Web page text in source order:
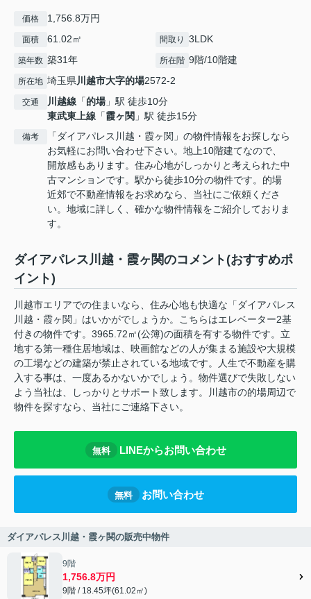
価格 1,756.8万円
面積 61.02㎡ 間取り 3LDK
築年数 築31年 所在階 9階/10階建
所在地 埼玉県川越市大字的場2572-2
交通 川越線 「的場」駅 徒歩10分
東武東上線 「霞ヶ関 」駅 徒歩15分
備考
「ダイアパレス川越・霞ヶ関」の物件情報をお探しなら
お気軽にお問い合わせ下さい。地上10階建てなので、
開放感もあります。住み心地がしっかりと考えられた中
古マンションです。駅から徒歩10分の物件です。的場
近郊で不動産情報をお求めなら、当社にご依頼くださ
い。地域に詳しく、確かな物件情報をご紹介しておりま
す。
ダイアパレス川越・霞ヶ関のコメント(おすすめポ
イント)
川越市エリアでの住まいなら、住み心地も快適な「ダイアパレス
川越・霞ヶ関」はいかがでしょうか。こちらはエレベーター2基
付きの物件です。3965.72㎡(公簿)の面積を有する物件です。立
地する第一種住居地域は、映画館などの人が集まる施設や大規模
の工場などの建築が禁止されている地域です。人生で不動産を購
入する事は、一度あるかないかでしょう。物件選びで失敗しない
よう当社は、しっかりとサポート致します。川越市の的場周辺で
物件を探すなら、当社にご連絡下さい。
無料 LINEからお問い合わせ
無料 お問い合わせ
ダイアパレス川越・霞ヶ関の販売中物件
9階
1,756.8万円
9階 / 18.45坪(61.02㎡)